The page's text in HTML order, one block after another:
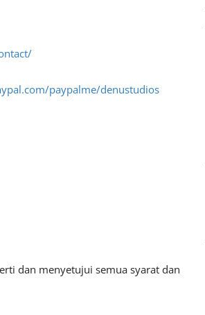
paypalme/denustudios
dan menyetujui semua syarat dan